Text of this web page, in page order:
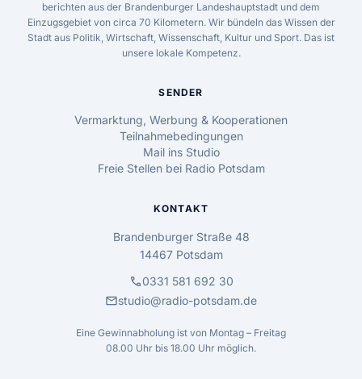
berichten aus der Brandenburger Landeshauptstadt und dem
Einzugsgebiet von circa 70 Kilometern. Wir bündeln das Wissen der
Stadt aus Politik, Wirtschaft, Wissenschaft, Kultur und Sport. Das ist
unsere lokale Kompetenz.
SENDER
Vermarktung, Werbung & Kooperationen
Teilnahmebedingungen
Mail ins Studio
Freie Stellen bei Radio Potsdam
KONTAKT
Brandenburger Straße 48
14467 Potsdam
call0331 581 692 30
mailstudio@radio-potsdam.de
Eine Gewinnabholung ist von Montag – Freitag
08.00 Uhr bis 18.00 Uhr möglich.